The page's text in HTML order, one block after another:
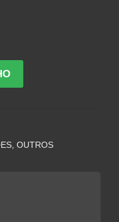
, OUTROS